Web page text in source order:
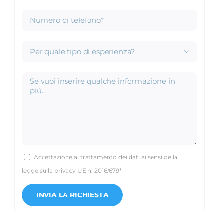

Accettazione al trattamento dei dati ai sensi della
legge sulla privacy UE n. 2016/679*